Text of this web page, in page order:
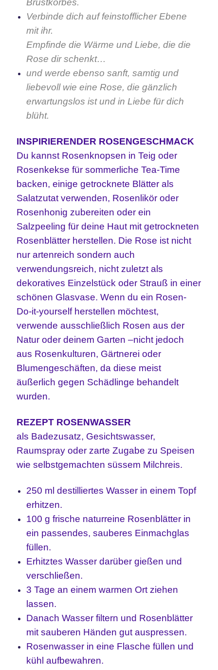
Brustkorbes.
Verbinde dich auf feinstofflicher Ebene
mit ihr.
Empfinde die Wärme und Liebe, die die
Rose dir schenkt…
und werde ebenso sanft, samtig und
liebevoll wie eine Rose, die gänzlich
erwartungslos ist und in Liebe für dich
blüht.
INSPIRIERENDER ROSENGESCHMACK
Du kannst Rosenknopsen in Teig oder
Rosenkekse für sommerliche Tea-Time
backen, einige getrocknete Blätter als
Salatzutat verwenden, Rosenlikör oder
Rosenhonig zubereiten oderein
Salzpeeling für deine Haut mit getrockneten
Rosenblätter herstellen. Die Rose ist nicht
nur artenreich sondern auch
verwendungsreich, nicht zuletzt als
dekoratives Einzelstück oder Strauß in einer
schönen Glasvase. Wenn du ein Rosen-
Do-it-yourself herstellen möchtest,
verwende ausschließlich Rosen aus der
Natur oder deinem Garten –nicht jedoch
aus Rosenkulturen, Gärtnerei oder
Blumengeschäften, da diese meist
äußerlich gegen Schädlinge behandelt
wurden.
REZEPT ROSENWASSER
als Badezusatz, Gesichtswasser,
Raumspray oder zarte Zugabe zu Speisen
wie selbstgemachten süssem Milchreis.
250 ml destilliertes Wasser in einem Topf
erhitzen.
100 g frische naturreine Rosenblätter in
ein passendes, sauberes Einmachglas
füllen.
Erhitztes Wasser darüber gießen und
verschließen.
3 Tage an einem warmen Ort ziehen
lassen.
Danach Wasser filtern und Rosenblätter
mit sauberen Händen gut auspressen.
Rosenwasser in eine Flasche füllen und
kühl aufbewahren.